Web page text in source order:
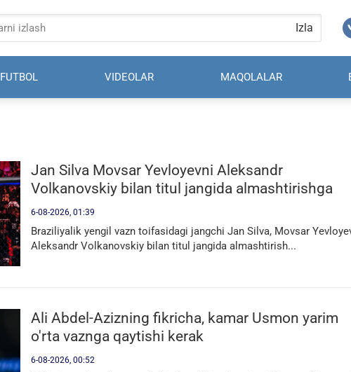
Izla
FUTBOL VIDEOLAR MAQOLALAR
Jan Silva Movsar Yevloyevni Aleksandr
Volkanovskiy bilan titul jangida almashtirishga
ruxsat berdi
6-08-2026, 01:39
Braziliyalik yengil vazn toifasidagi jangchi Jan Silva, Movsar
Aleksandr Volkanovskiy bilan titul jangida almashtirish...
Ali Abdel-Azizning fikricha, kamar Usmon yarim
o'rta vaznga qaytishi kerak
6-08-2026, 00:52